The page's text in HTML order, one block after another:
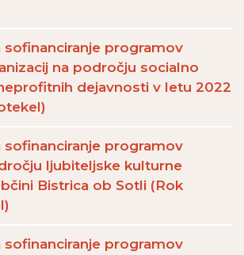
sofinanciranje programov
na področju socialno
dejavnosti v letu 2022
sofinanciranje programov
ljubiteljske kulturne
Bistrica ob Sotli (Rok
sofinanciranje programov